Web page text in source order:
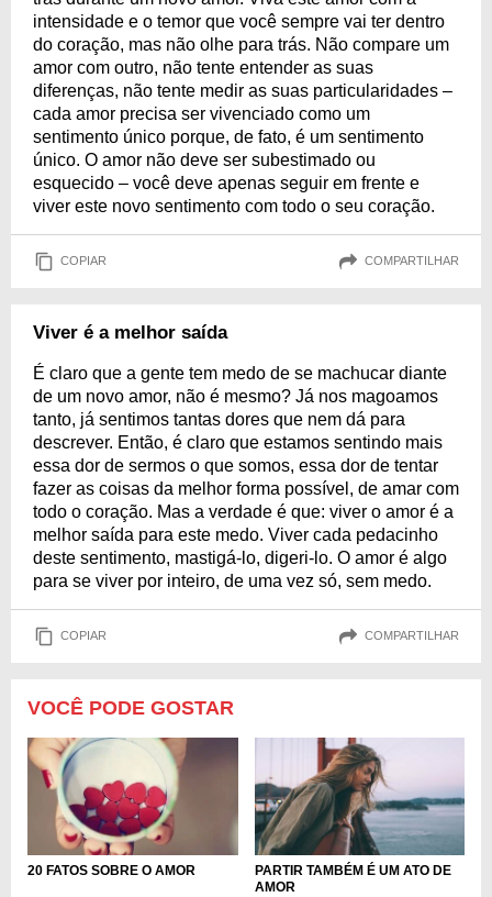
intensidade e o temor que você sempre vai ter dentro
do coração, mas não olhe para trás. Não compare um
amor com outro, não tente entender as suas
diferenças, não tente medir as suas particularidades –
cada amor precisa ser vivenciado como um
sentimento único porque, de fato, é um sentimento
único. O amor não deve ser subestimado ou
esquecido – você deve apenas seguir em frente e
viver este novo sentimento com todo o seu coração.
COPIAR COMPARTILHAR
Viver é a melhor saída
É claro que a gente tem medo de se machucar diante
de um novo amor, não é mesmo? Já nos magoamos
tanto, já sentimos tantas dores que nem dá para
descrever. Então, é claro que estamos sentindo mais
essa dor de sermos o que somos, essa dor de tentar
fazer as coisas da melhor forma possível, de amar com
todo o coração. Mas a verdade é que: viver o amor é a
melhor saída para este medo. Viver cada pedacinho
deste sentimento, mastigá-lo, digeri-lo. O amor é algo
para se viver por inteiro, de uma vez só, sem medo.
COPIAR COMPARTILHAR
VOCÊ PODE GOSTAR
20 FATOS SOBRE O AMOR
PARTIR TAMBÉM É UM ATO DE
AMOR